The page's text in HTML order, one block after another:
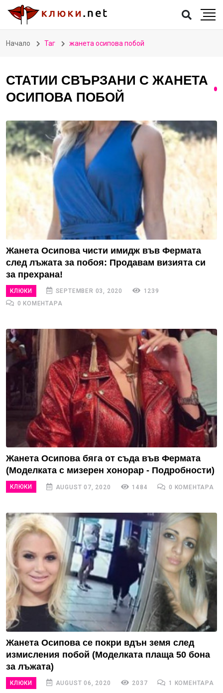
Начало Таг жанета осипова побой
СТАТИИ СВЪРЗАНИ С ЖАНЕТА
ОСИПОВА ПОБОЙ
Жанета Осипова чисти имидж във Фермата
след лъжата за побоя: Продавам визията си
за прехрана!
КЛЮКИ SEPTEMBER 03, 2020
1239
0 КОМЕНТАРА
Жанета Осипова бяга от съда във Фермата
(Моделката с мизерен хонорар - Подробности)
КЛЮКИ AUGUST 07, 2020 1484 0 КОМЕНТАРА
Жанета Осипова се покри вдън земя след
измисления побой (Моделката плаща 50 бона
за лъжата)
КЛЮКИ AUGUST 06, 2020 2037 1 КОМЕНТАРА